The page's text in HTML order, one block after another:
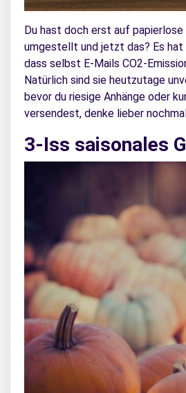
Du hast doch erst auf papierlose
umgestellt und jetzt das? Es
dass selbst E-Mails CO2-
Natürlich sind sie heutzutage
bevor du riesige Anhänge oder
versendest, denke lieber
3-Iss saisonales